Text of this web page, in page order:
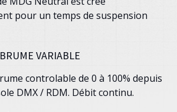
pour un temps de suspension
VARIABLE
controlable de 0 à 100% depuis
DMX / RDM. Débit continu.